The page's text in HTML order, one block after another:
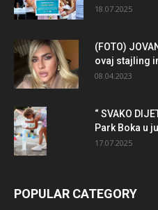
18.07.2025
(FOTO)
ovaj stajling
08.04.2023
“ SVAKO
Park Boka u
17.07.2025
POPULAR CATEGORY